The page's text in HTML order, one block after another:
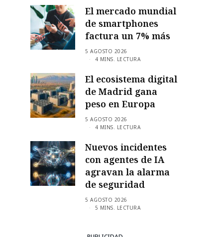
El mercado mundial
de smartphones
factura un 7% más
5 AGOSTO 2026
4 MINS. LECTURA
El ecosistema digital
de Madrid gana
peso en Europa
5 AGOSTO 2026
4 MINS. LECTURA
Nuevos incidentes
con agentes de IA
agravan la alarma
de seguridad
5 AGOSTO 2026
5 MINS. LECTURA